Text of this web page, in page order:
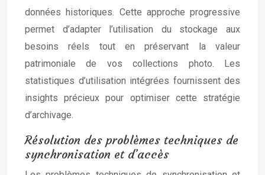
données historiques. Cette approche progressive
permet d’adapter l’utilisation du stockage aux
besoins réels tout en préservant la valeur
patrimoniale de vos collections photo. Les
statistiques d’utilisation intégrées fournissent des
insights précieux pour optimiser cette stratégie
d’archivage.
Résolution des problèmes techniques de
synchronisation et d’accès